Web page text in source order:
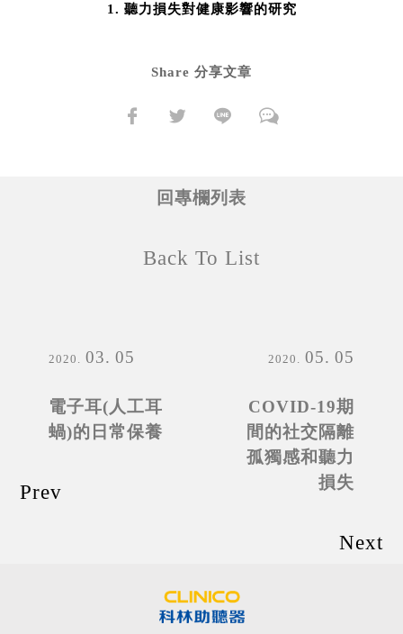
聽力損失對健康影響的研究
Share 分享文章
2020 03 05
電子耳(人工耳
蝸)的日常保養
Prev
回專欄列表
Back To List
2020 05 05
COVID-19期
間的社交隔離
孤獨感和聽力
損失
Next